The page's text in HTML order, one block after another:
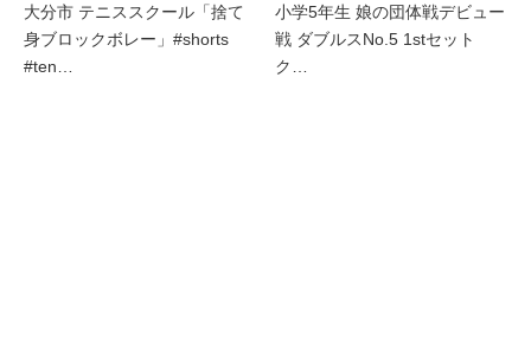
大分市 テニススクール「捨て
身ブロックボレー」#shorts
#ten…
小学5年生 娘の団体戦デビュー
戦 ダブルスNo.5 1stセット
ク…